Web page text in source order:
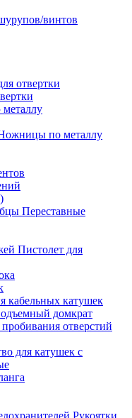
винтов
отвертки
по металлу
Переставные
Пистолет для
кабельных катушек
домкрат
отверстий
для катушек с
Рукоятки